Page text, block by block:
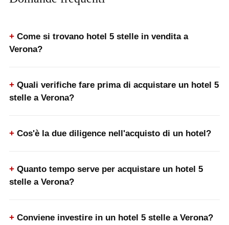
Come si trovano hotel 5 stelle in vendita a
Verona?
Quali verifiche fare prima di acquistare un hotel 5
stelle a Verona?
Cos'è la due diligence nell'acquisto di un hotel?
Quanto tempo serve per acquistare un hotel 5
stelle a Verona?
Conviene investire in un hotel 5 stelle a Verona?